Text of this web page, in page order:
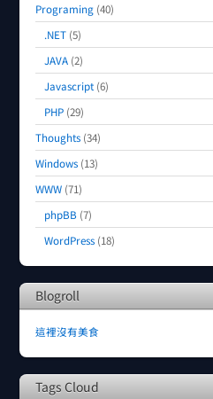
Programing (40)
.NET (5)
JAVA (2)
Javascript (6)
PHP (29)
Thoughts (34)
Windows (13)
WWW (71)
phpBB (7)
WordPress (18)
Blogroll
這裡沒有美食
Tags Cloud